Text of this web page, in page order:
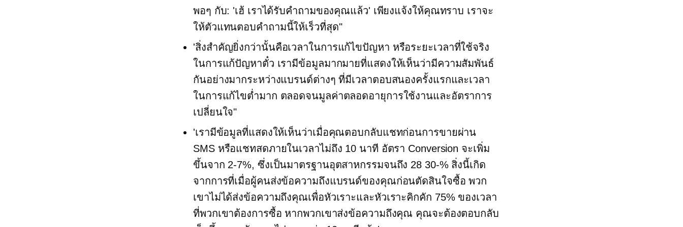
พอๆ กับ: 'เฮ้ เราได้รับคำถามของคุณแล้ว' เพียงแจ้งให้คุณทราบ เราจะ
ให้ตัวแทนตอบคำถามนี้ให้เร็วที่สุด"
'สิ่งสำคัญยิ่งกว่านั้นคือเวลาในการแก้ไขปัญหา หรือระยะเวลาที่ใช้จริง
ในการแก้ปัญหาตั๋ว เรามีข้อมูลมากมายที่แสดงให้เห็นว่ามีความสัมพันธ์
กันอย่างมากระหว่างแบรนด์ต่างๆ ที่มีเวลาตอบสนองครั้งแรกและเวลา
ในการแก้ไขต่ำมาก ตลอดจนมูลค่าตลอดอายุการใช้งานและอัตราการ
เปลี่ยนใจ"
'เรามีข้อมูลที่แสดงให้เห็นว่าเมื่อคุณตอบกลับแชทก่อนการขายผ่าน
SMS หรือแชทสดภายในเวลาไม่ถึง 10 นาที อัตรา Conversion จะเพิ่ม
ขึ้นจาก 2-7%, ซึ่งเป็นมาตรฐานอุตสาหกรรมจนถึง 28 30-% สิ่งนี้เกิด
จากการที่เมื่อผู้คนส่งข้อความถึงแบรนด์ของคุณก่อนตัดสินใจซื้อ พวก
เขาไม่ได้ส่งข้อความถึงคุณเพื่อหัวเราะและหัวเราะคิกคัก 75% ของเวลา
ที่พวกเขาต้องการซื้อ หากพวกเขาส่งข้อความถึงคุณ คุณจะต้องตอบกลับ